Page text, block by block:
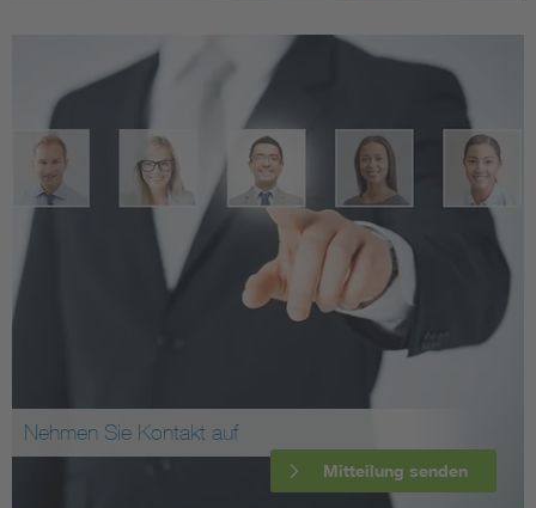
Nehmen Sie Kontakt auf
Mitteilung senden